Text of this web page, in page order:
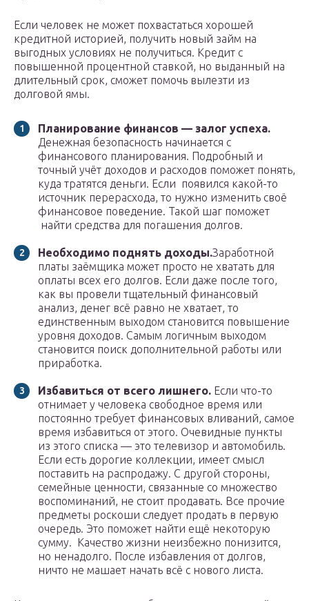
Если человек не может похвастаться хорошей
кредитной историей, получить новый займ на
выгодных условиях не получиться. Кредит с
повышенной процентной ставкой, но выданный на
длительный срок, сможет помочь вылезти из
долговой ямы.
Планирование финансов — залог успеха.
Денежная безопасность начинается с
финансового планирования. Подробный и
точный учёт доходов и расходов поможет понять,
куда тратятся деньги. Если появился какой-то
источник перерасхода, то нужно изменить своё
финансовое поведение. Такой шаг поможет
найти средства для погашения долгов.
Необходимо поднять доходы.Заработной
платы заёмщика может просто не хватать для
оплаты всех его долгов. Если даже после того,
как вы провели тщательный финансовый
анализ, денег всё равно не хватает, то
единственным выходом становится повышение
уровня доходов. Самым логичным выходом
становится поиск дополнительной работы или
приработка.
Избавиться от всего лишнего. Если что-то
отнимает у человека свободное время или
постоянно требует финансовых вливаний, самое
время избавиться от этого. Очевидные пункты
из этого списка — это телевизор и автомобиль.
Если есть дорогие коллекции, имеет смысл
поставить на распродажу. С другой стороны,
семейные ценности, связанные со множество
воспоминаний, не стоит продавать. Все прочие
предметы роскоши следует продать в первую
очередь. Это поможет найти ещё некоторую
сумму. Качество жизни неизбежно понизится,
но ненадолго. После избавления от долгов,
ничто не машает начать всё с нового листа.